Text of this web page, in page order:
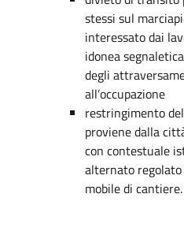
stessi sul
interessato dai
idonea
degli
all’occupazione
restringimento
proviene dalla
con contestuale
alternato
mobile di cantiere.